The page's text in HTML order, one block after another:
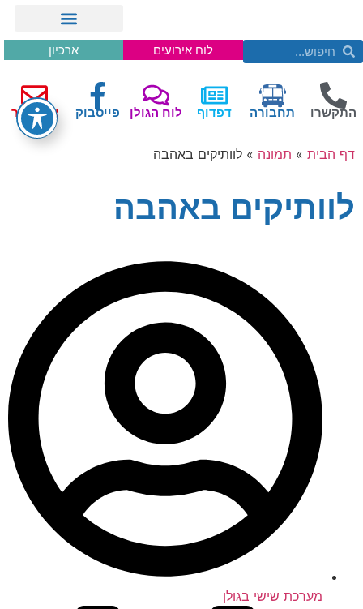
לוח אירועים ארכיון
התקשרו תחבורה דפדוף לוח הגולן פייסבוק צור קשר
דף הבית » תמונה » לוותיקים באהבה
לוותיקים באהבה
מערכת שישי בגולן